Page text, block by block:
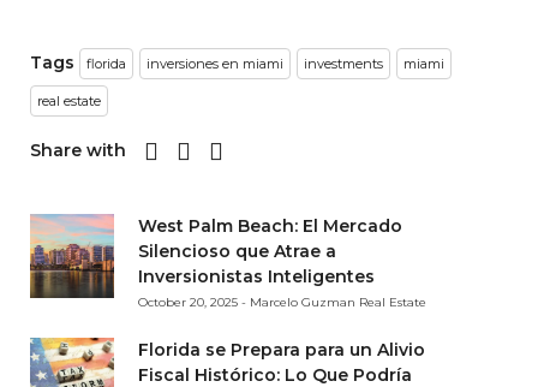
Tags florida inversiones en miami investments miami
real estate
Share with
West Palm Beach: El Mercado
Silencioso que Atrae a
Inversionistas Inteligentes
October 20, 2025 - Marcelo Guzman Real Estate
Florida se Prepara para un Alivio
Fiscal Histórico: Lo Que Podría